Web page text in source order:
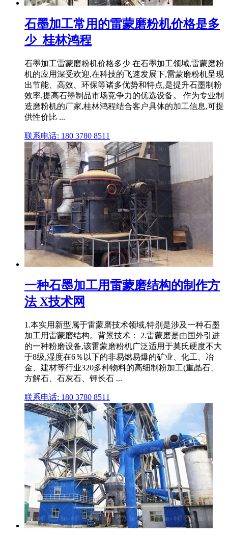
石墨加工常用的雷蒙磨粉机价格是多
少_桂林鸿程
石墨加工雷蒙磨粉机价格多少 在石墨加工领域,雷蒙磨粉
机的应用深受欢迎,在科技的飞速发展下,雷蒙磨粉机呈现
出节能、高效、环保等诸多优势和特点,是提升石墨制粉
效率,提高石墨制品市场竞争力的优选设备。 作为专业制
造磨粉机的厂家,桂林鸿程结合客户具体的加工信息,可提
供性价比 ...
联系电话: 180 3780 8511
一种石墨加工用雷蒙磨结构的制作方
法 X技术网
1.本实用新型属于雷蒙磨技术领域,特别是涉及一种石墨
加工用雷蒙磨结构。背景技术： 2.雷蒙磨是由国外引进
的一种粉磨设备,该雷蒙磨粉机广泛适用于莫氏硬度不大
于8级,湿度在6％以下的非易燃易爆的矿业、化工、冶
金、建材等行业320多种物料的高细制粉加工(重晶石、
方解石、石灰石、钾长石 ...
联系电话: 180 3780 8511